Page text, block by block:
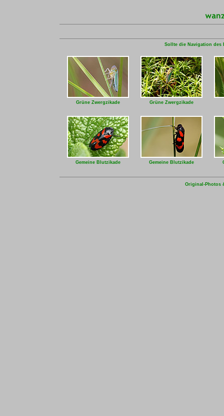
Sollte die Navigation des
Grüne Zwergzikade Grüne Zwergzikade
Gemeine Blutzikade Gemeine Blutzikade
Original-Photos